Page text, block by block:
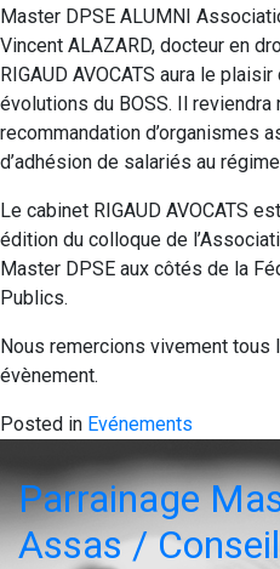
Master DPSE ALUMNI
Vincent ALAZARD, docteur en
RIGAUD AVOCATS aura le
évolutions du BOSS. Il
recommandation d’organismes
d’adhésion de salariés au
Le cabinet RIGAUD AVOCATS
édition du colloque de
Master DPSE aux côtés de la
Publics.
Nous remercions vivement tous
évènement.
Posted in Evénements
Parrainage
Assas /